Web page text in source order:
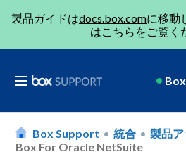
製品ガイドはdocs.box.comに移動
はこちら をご覧く
Box Support 統合
製品
Box For Oracle NetSuite